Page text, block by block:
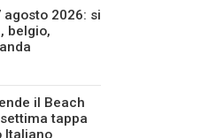
2026: si
belgio,
il Beach
tappa
Italiano